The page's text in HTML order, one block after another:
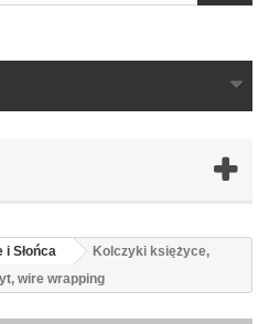
i Słońca
Kolczyki księżyce,
wire wrapping